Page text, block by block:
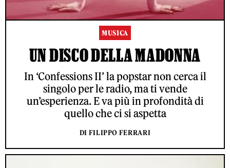
MUSICA
UN DISCO DELLA MADONNA
In ‘Confessions II’ la popstar non cerca il
singolo per le radio, ma ti vende
un’esperienza. E va più in profondità di
quello che ci si aspetta
DI FILIPPO FERRARI